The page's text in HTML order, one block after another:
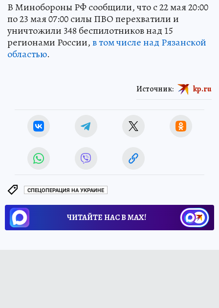
В Минобороны РФ сообщили, что с 22 мая 20:00
по 23 мая 07:00 силы ПВО перехватили и
уничтожили 348 беспилотников над 15
регионами России,в том числе над Рязанской
областью.
Источник: kp.ru
СПЕЦОПЕРАЦИЯ НА УКРАИНЕ
ЧИТАЙТЕ НАС В МАХ!